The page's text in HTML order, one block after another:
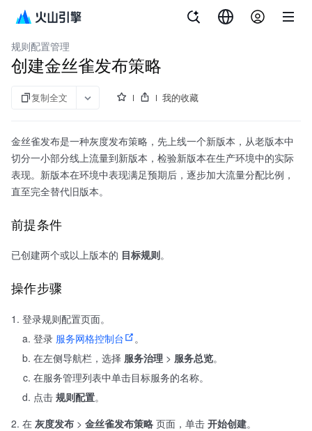
微服务引擎
规则配置管理
创建金丝雀发布策略
复制全文 我的收藏
金丝雀发布是一种灰度发布策略，先上线一个新版本，从老版本中
切分一小部分线上流量到新版本，检验新版本在生产环境中的实际
表现。新版本在环境中表现满足预期后，逐步加大流量分配比例，
直至完全替代旧版本。
前提条件
已创建两个或以上版本的 目标规则。
操作步骤
登录规则配置页面。
登录 服务网格控制台
。
在左侧导航栏，选择 服务治理 > 服务总览。
在服务管理列表中单击目标服务的名称。
点击 规则配置。
在 灰度发布 > 金丝雀发布策略 页面，单击 开始创建。